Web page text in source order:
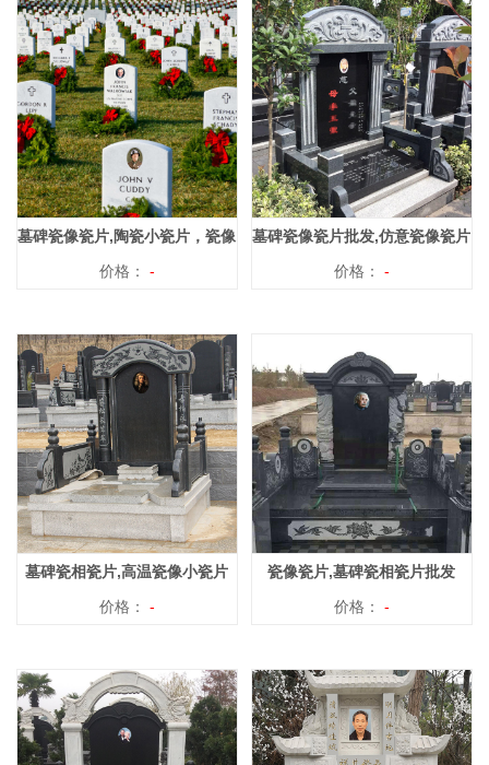
墓碑瓷像瓷片,陶瓷小瓷片，瓷像
专用瓷片
价格： -
墓碑瓷像瓷片批发,仿意瓷像瓷片
价格：
-
墓碑瓷相瓷片,高温瓷像小瓷片
价格：
-
瓷像瓷片,墓碑瓷相瓷片批发
价格：
-